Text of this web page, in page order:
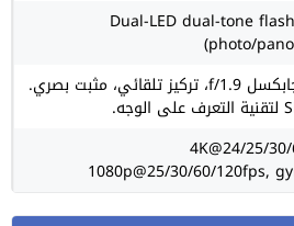
Dual-LED dual-tone
(photo/
4K@24/25/
1080p@25/30/60/120fps,